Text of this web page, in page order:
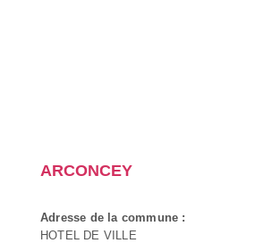
ARCONCEY
Adresse de la commune :
HOTEL DE VILLE